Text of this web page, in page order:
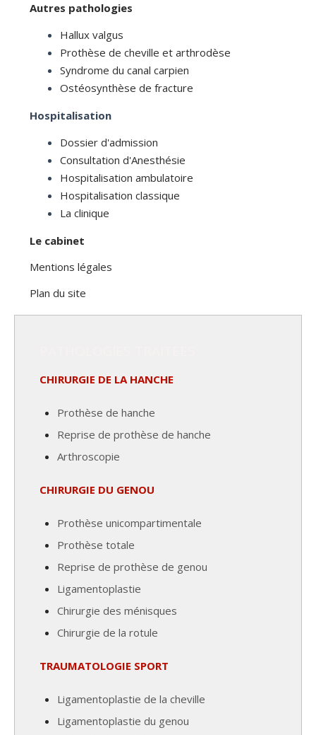
Autres pathologies
Hallux valgus
Prothèse de cheville et arthrodèse
Syndrome du canal carpien
Ostéosynthèse de fracture
Hospitalisation
Dossier d'admission
Consultation d'Anesthésie
Hospitalisation ambulatoire
Hospitalisation classique
La clinique
Le cabinet
Mentions légales
Plan du site
CHIRURGIE DE LA HANCHE
Prothèse de hanche
Reprise de prothèse de hanche
Arthroscopie
CHIRURGIE DU GENOU
Prothèse unicompartimentale
Prothèse totale
Reprise de prothèse de genou
Ligamentoplastie
Chirurgie des ménisques
Chirurgie de la rotule
TRAUMATOLOGIE SPORT
Ligamentoplastie de la cheville
Ligamentoplastie du genou